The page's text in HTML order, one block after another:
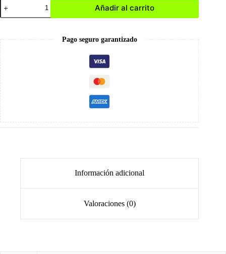
Tradicional
A
Añadir al carrito
Pago seguro garantizado
Información adicional
Valoraciones (0)